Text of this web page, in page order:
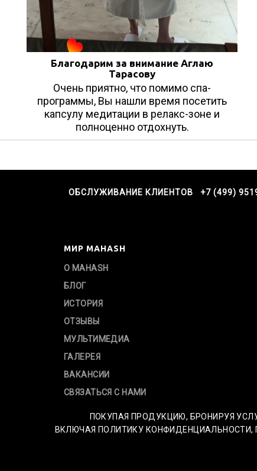
Благодарим за внимание Аглаю
Тарасову
Очень приятно, что помимо спа-
программы, Вы нашли время посетить
капсулу медитации в релакс-зоне и
полноценно отдохнуть.
ОБСЛУЖИВАНИЕ КЛИЕНТОВ +7 (499)
МИР MAHASH
О MAHASH
БЛОГ
ИСТОРИЯ
ОТЗЫВЫ
МУЛЬТИМЕДИА
ГАЛЕРЕЯ
ВАКАНСИИ
СВЯЗАТЬСЯ С НАМИ
ПОКУПАЯ ПРОДУКЦИЮ, БРОНИРУЯ
ВКЛЮЧАЯ ПОЛИТИКУ КОНФИДЕНЦИАЛЬНОСТИ,